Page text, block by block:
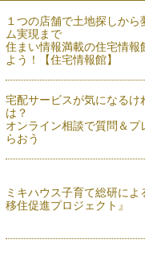
１つの店舗で土地探しから
ム実現まで
住まい情報満載の住宅情報
よう！【住宅情報館】
宅配サービスが気になるけ
は？
オンライン相談で質問＆プ
らおう
ミキハウス子育て総研によ
移住促進プロジェクト』